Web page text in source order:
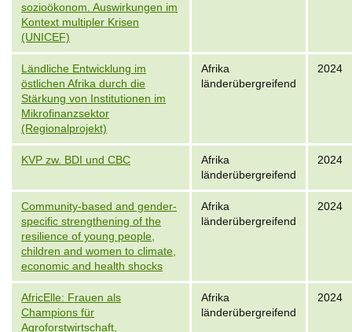
sozioökonom. Auswirkungen im
Kontext multipler Krisen
(UNICEF)
Ländliche Entwicklung im
östlichen Afrika durch die
Stärkung von Institutionen im
Mikrofinanzsektor
(Regionalprojekt)
Afrika
länderübergreifend
2024
KVP zw. BDI und CBC
Afrika
länderübergreifend
2024
Community-based and gender-
specific strengthening of the
resilience of young people,
children and women to climate,
economic and health shocks
Afrika
länderübergreifend
2024
AfricElle: Frauen als
Champions für
Agroforstwirtschaft,
Afrika
länderübergreifend
2024